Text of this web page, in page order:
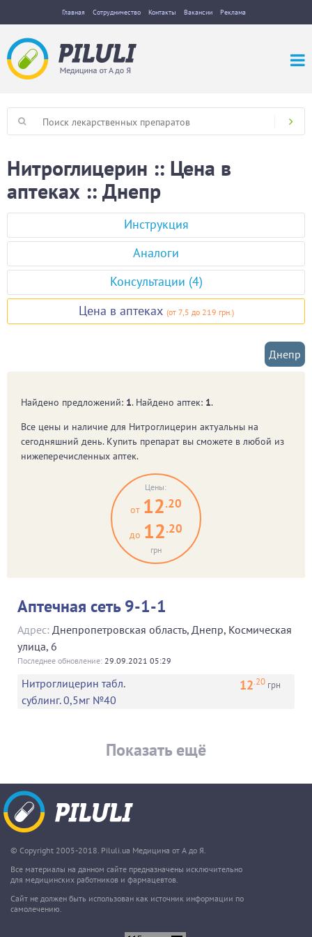
Главная Сотрудничество Контакты Вакансии Реклама
Нитроглицерин :: Цена в
аптеках :: Днепр
Инструкция
Аналоги
Консультации (4)
Цена в аптеках (от 7,5 до 219 грн.)
Днепр
Найдено предложений: 1. Найдено аптек: 1.
Все цены и наличие для Нитроглицерин актуальны на
сегодняшний день. Купить препарат вы сможете в любой из
нижеперечисленных аптек.
Цены:
от 12.20
до 12.20
грн
Аптечная сеть 9-1-1
Адрес: Днепропетровская область, Днепр, Космическая
улица, 6
Последнее обновление: 29.09.2021 05:29
Нитроглицерин табл.
сублинг. 0,5мг №40
12.20грн
Показать ещё
© Copyright 2005-2018. Piluli.ua Медицина от А до Я.
Все материалы на данном сайте предназначены исключительно
для медицинских работников и фармацевтов.
Сайт не должен быть использован как источник информации по
самолечению.